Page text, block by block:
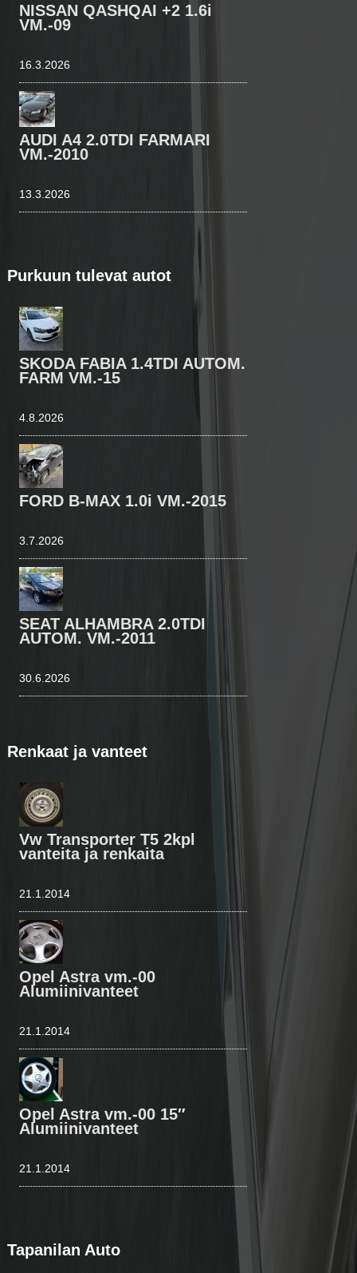
NISSAN QASHQAI +2 1.6i
VM.-09
16.3.2026
AUDI A4 2.0TDI FARMARI
VM.-2010
13.3.2026
Purkuun tulevat autot
SKODA FABIA 1.4TDI AUTOM.
FARM VM.-15
4.8.2026
FORD B-MAX 1.0i VM.-2015
3.7.2026
SEAT ALHAMBRA 2.0TDI
AUTOM. VM.-2011
30.6.2026
Renkaat ja vanteet
Vw Transporter T5 2kpl
vanteita ja renkaita
21.1.2014
Opel Astra vm.-00
Alumiinivanteet
21.1.2014
Opel Astra vm.-00 15″
Alumiinivanteet
21.1.2014
Tapanilan Auto